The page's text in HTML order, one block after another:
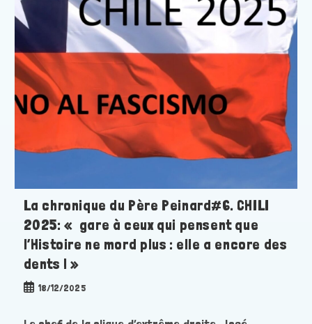
La chronique du Père Peinard#6. CHILI
2025: « gare à ceux qui pensent que
l’Histoire ne mord plus : elle a encore des
dents ! »
Publication
18/12/2025